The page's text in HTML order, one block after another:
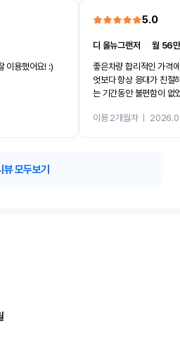
이용했어요! :)
5.0
디 올뉴그랜저 ㅣ월 56
좋은차량 합리적인 가격
엇보다 항상 응대가 친절
는 기간동안 불편함이 없
카 렌트 고민없이 강추합
이용 2개월차ㅣ
뷰 모두보기